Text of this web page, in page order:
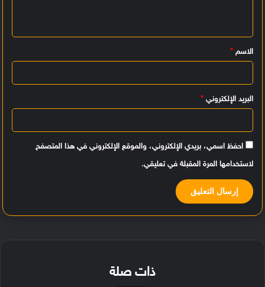
ي
ق
الاسم *
البريد الإلكتروني *
احفظ اسمي، بريدي الإلكتروني، والموقع الإلكتروني في هذا المتصفح
لاستخدامها المرة المقبلة في تعليقي.
ذات صلة